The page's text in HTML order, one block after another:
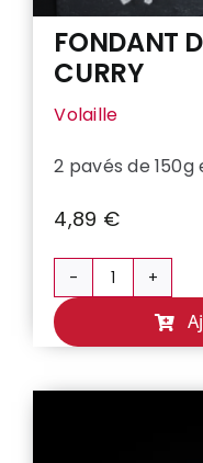
FONDANT
CURRY
Volaille
2 pavés de 150g
4,89 €
quantité
FONDANT
POULET